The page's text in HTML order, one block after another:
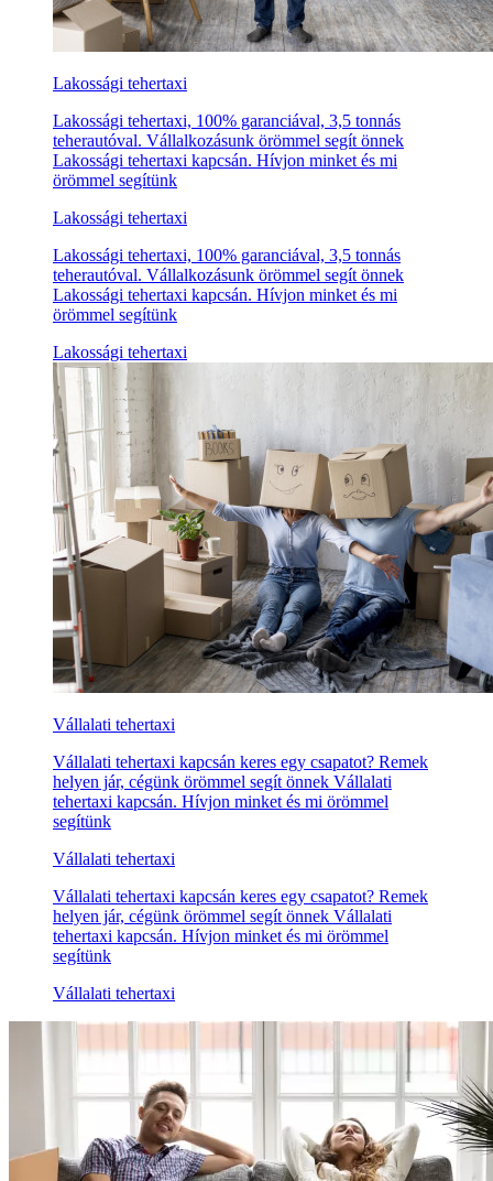
Lakossági tehertaxi
Lakossági tehertaxi, 100% garanciával, 3,5 tonnás
teherautóval. Vállalkozásunk örömmel segít önnek
Lakossági tehertaxi kapcsán. Hívjon minket és mi
örömmel segítünk
Lakossági tehertaxi
Lakossági tehertaxi, 100% garanciával, 3,5 tonnás
teherautóval. Vállalkozásunk örömmel segít önnek
Lakossági tehertaxi kapcsán. Hívjon minket és mi
örömmel segítünk
Lakossági tehertaxi
Vállalati tehertaxi
Vállalati tehertaxi kapcsán keres egy csapatot? Remek
helyen jár, cégünk örömmel segít önnek Vállalati
tehertaxi kapcsán. Hívjon minket és mi örömmel
segítünk
Vállalati tehertaxi
Vállalati tehertaxi kapcsán keres egy csapatot? Remek
helyen jár, cégünk örömmel segít önnek Vállalati
tehertaxi kapcsán. Hívjon minket és mi örömmel
segítünk
Vállalati tehertaxi